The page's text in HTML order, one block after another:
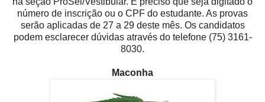
número de inscrição ou o CPF do estudante. As provas
serão aplicadas de 27 a 29 deste mês. Os candidatos
podem esclarecer dúvidas através do telefone (75) 3161-
8030.
Maconha